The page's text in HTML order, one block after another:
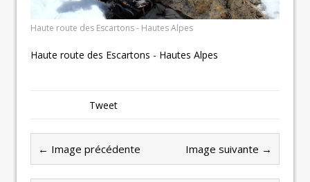
Haute route des Escartons - Hautes Alpes
Haute route des Escartons - Hautes Alpes
Tweet
← Image précédente Image suivante →